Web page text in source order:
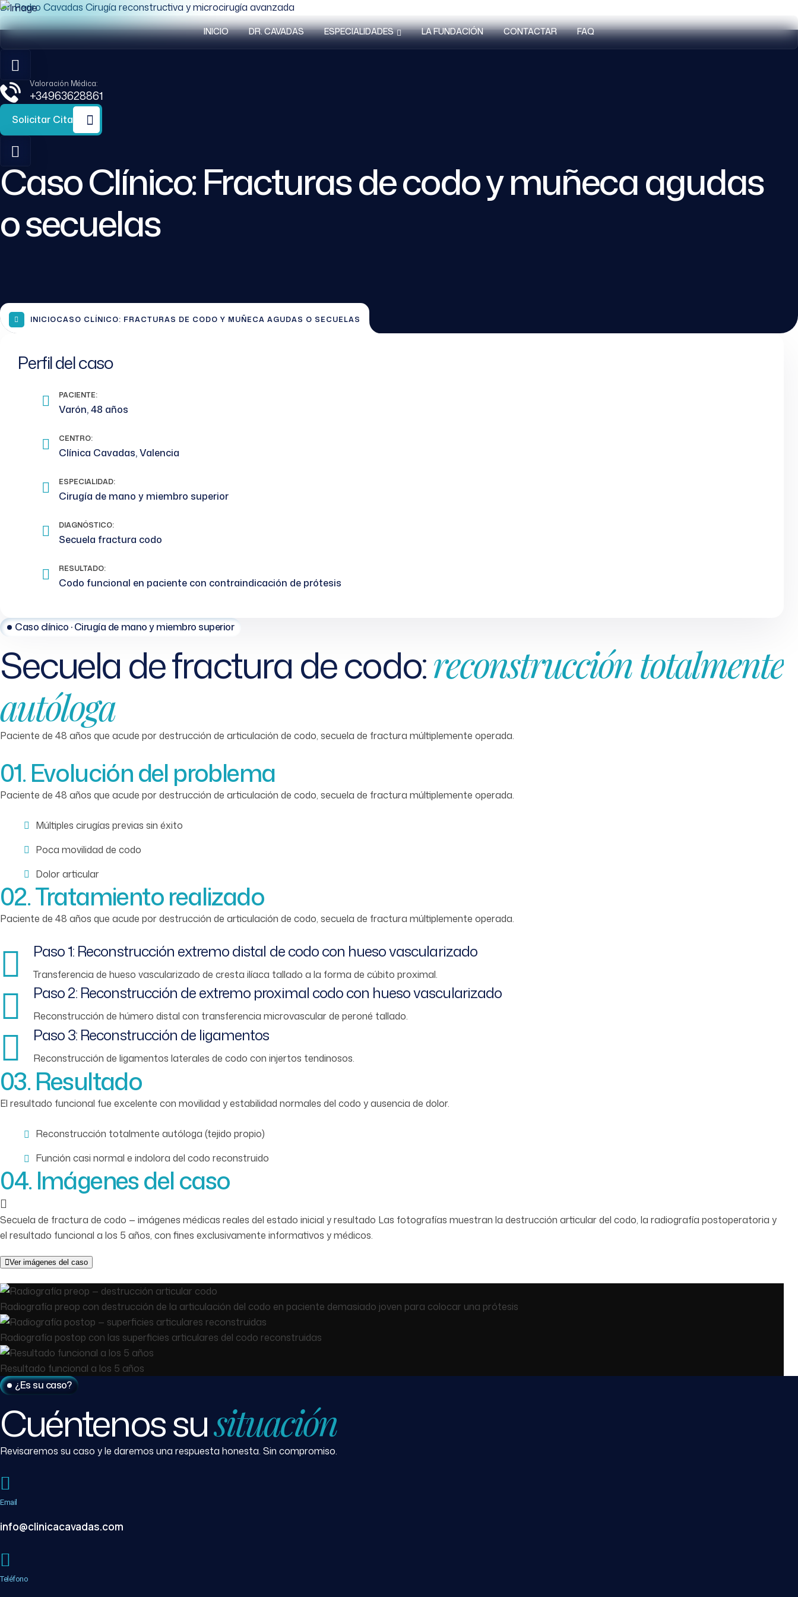
Dr. Pedro Cavadas Cirugía reconstructiva y microcirugía avanzada
INICIO DR. CAVADAS ESPECIALIDADES LA FUNDACIÓN CONTACTAR FAQ
Valoración Médica:
+34963628861
Solicitar Cita
Caso Clínico: Fracturas de codo y muñeca agudas
o secuelas
INICIOCASO CLÍNICO: FRACTURAS DE CODO Y MUÑECA AGUDAS O SECUELAS
Perfil del caso
PACIENTE:
Varón, 48 años
CENTRO:
Clínica Cavadas, Valencia
ESPECIALIDAD:
Cirugía de mano y miembro superior
DIAGNÓSTICO:
Secuela fractura codo
RESULTADO:
Codo funcional en paciente con contraindicación de prótesis
Caso clínico · Cirugía de mano y miembro superior
Secuela de fractura de codo:reconstrucción totalmente
autóloga
Paciente de 48 años que acude por destrucción de articulación de codo, secuela de fractura múltiplemente operada.
01. Evolución del problema
Paciente de 48 años que acude por destrucción de articulación de codo, secuela de fractura múltiplemente operada.
Múltiples cirugías previas sin éxito
Poca movilidad de codo
Dolor articular
02. Tratamiento realizado
Paciente de 48 años que acude por destrucción de articulación de codo, secuela de fractura múltiplemente operada.
Paso 1: Reconstrucción extremo distal de codo con hueso vascularizado
Transferencia de hueso vascularizado de cresta ilíaca tallado a la forma de cúbito proximal.
Paso 2: Reconstrucción de extremo proximal codo con hueso vascularizado
Reconstrucción de húmero distal con transferencia microvascular de peroné tallado.
Paso 3: Reconstrucción de ligamentos
Reconstrucción de ligamentos laterales de codo con injertos tendinosos.
03. Resultado
El resultado funcional fue excelente con movilidad y estabilidad normales del codo y ausencia de dolor.
Reconstrucción totalmente autóloga (tejido propio)
Función casi normal e indolora del codo reconstruido
04. Imágenes del caso
Secuela de fractura de codo — imágenes médicas reales del estado inicial y resultado Las fotografías muestran la destrucción articular del codo, la radiografía postoperatoria y
el resultado funcional a los 5 años, con fines exclusivamente informativos y médicos.
Ver imágenes del caso
Radiografía preop con destrucción de la articulación del codo en paciente demasiado joven para colocar una prótesis
Radiografía postop con las superficies articulares del codo reconstruidas
Resultado funcional a los 5 años
¿Es su caso?
Cuéntenos susituación
Revisaremos su caso y le daremos una respuesta honesta. Sin compromiso.
Email
info@clinicacavadas.com
Teléfono